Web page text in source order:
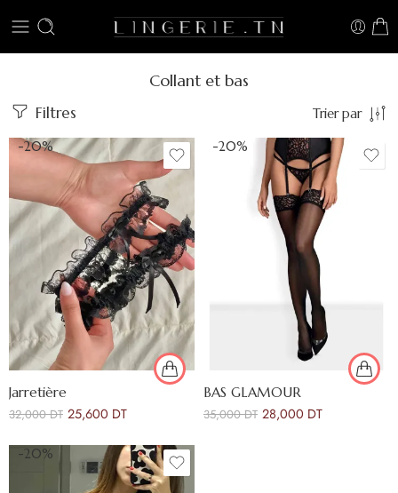
Collant et bas
Filtres Trier par
-20%
Jarretière
32,000DT 25,600 DT
-20%
BAS GLAMOUR
35,000DT 28,000 DT
-20%